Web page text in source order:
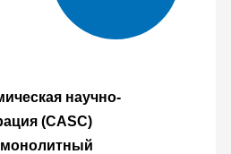
научно-
(CASC)